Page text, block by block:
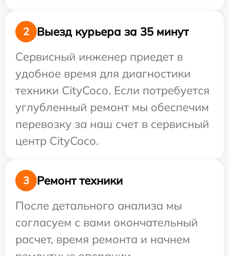
2
Выезд курьера за 35 минут
Сервисный инженер приедет в
удобное время для диагностики
техники CityCoco. Если потребуется
углубленный ремонт мы обеспечим
перевозку за наш счет в сервисный
центр CityCoco.
3
Ремонт техники
После детального анализа мы
согласуем с вами окончательный
расчет, время ремонта и начнем